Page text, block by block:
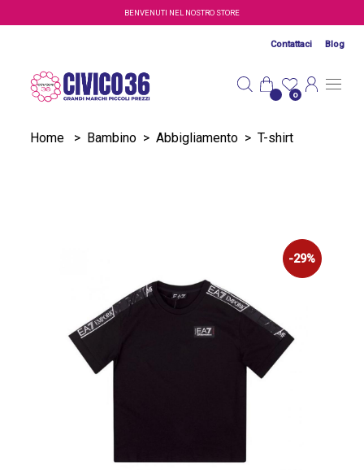
Salta al contenuto principaleBENVENUTI NEL NOSTRO STORE
Contattaci Blog
0
Home > Bambino > Abbigliamento > T-shirt
-29%